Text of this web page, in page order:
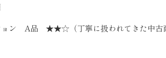
ョン A品 ★★☆（丁寧に扱われてきた中古